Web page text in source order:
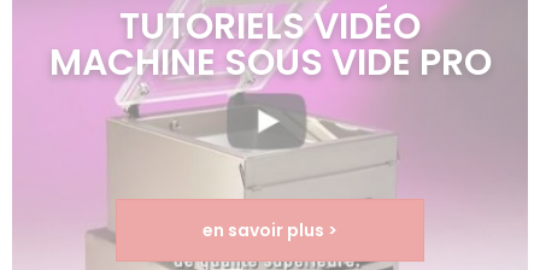
TUTORIELS VIDÉO
MACHINE SOUS VIDE PRO
en savoir plus >